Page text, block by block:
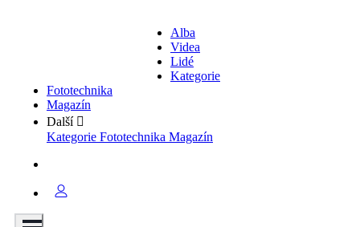
Alba
Videa
Lidé
Kategorie
Fototechnika
Magazín
Další
Kategorie Fototechnika Magazín